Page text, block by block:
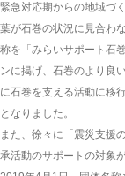
緊急対応期からの地域づ
葉が石巻の状況に見合わ
称を「みらいサポート石
ンに掲げ、石巻のより良
に石巻を支える活動に移
となりました。
また、徐々に「震災支援
承活動のサポートの対象